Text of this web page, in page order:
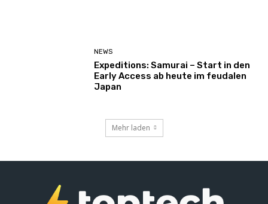
NEWS
Expeditions: Samurai – Start in den
Early Access ab heute im feudalen
Japan
Mehr laden